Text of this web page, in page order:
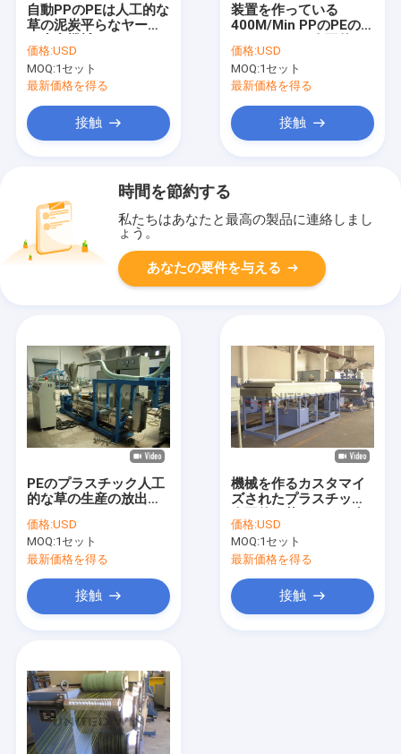
自動PPのPEは人工的な
草の泥炭平らなヤーン
230kg/Hを基づかせて
いた
価格:USD
MOQ:1セット
最新価格を得る
接触
装置を作っている
400M/Min PPのPEのポ
草
価格:USD
MOQ:1セット
最新価格を得る
接触
時間を節約する
私たちはあなたと最高の製品に連絡しまし
ょう。
あなたの要件を与える
PEのプラスチック人工
的な草の生産の放出ラ
価格:USD
MOQ:1セット
最新価格を得る
接触
機械を作るカスタマイ
ズされたプラスチック
の単繊維
価格:USD
MOQ:1セット
最新価格を得る
接触